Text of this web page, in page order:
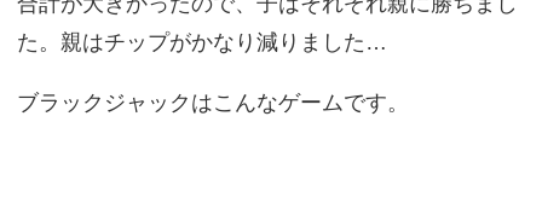
た。親はチップがかなり減りました…
ブラックジャックはこんなゲームです。